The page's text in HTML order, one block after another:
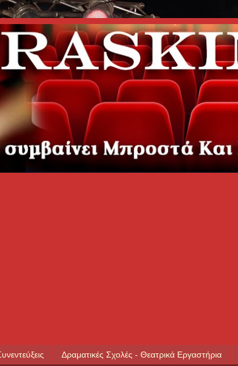
Δραματικές Σχολές - Θεατρικά Εργαστήρια